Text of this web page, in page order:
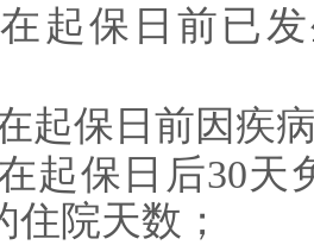
起保日前已
起保日前因疾
起保日后30天
住院天数；